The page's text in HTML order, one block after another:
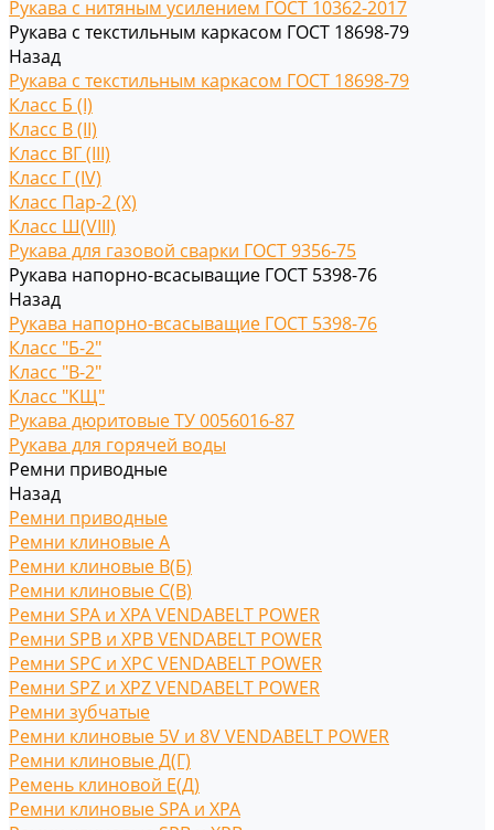
Рукава с нитяным усилением ГОСТ 10362-2017
Рукава с текстильным каркасом ГОСТ 18698-79
Назад
Рукава с текстильным каркасом ГОСТ 18698-79
Класс Б (I)
Класс В (II)
Класс ВГ (III)
Класс Г (IV)
Класс Пар-2 (X)
Класс Ш(VIII)
Рукава для газовой сварки ГОСТ 9356-75
Рукава напорно-всасыващие ГОСТ 5398-76
Назад
Рукава напорно-всасыващие ГОСТ 5398-76
Класс "Б-2"
Класс "В-2"
Класс "КЩ"
Рукава дюритовые ТУ 0056016-87
Рукава для горячей воды
Ремни приводные
Назад
Ремни приводные
Ремни клиновые A
Ремни клиновые В(Б)
Ремни клиновые С(B)
Ремни SPA и XPA VENDABELT POWER
Ремни SPB и XPB VENDABELT POWER
Ремни SPC и XPC VENDABELT POWER
Ремни SPZ и XPZ VENDABELT POWER
Ремни зубчатые
Ремни клиновые 5V и 8V VENDABELT POWER
Ремни клиновые Д(Г)
Ремень клиновой Е(Д)
Ремни клиновые SPA и XPA